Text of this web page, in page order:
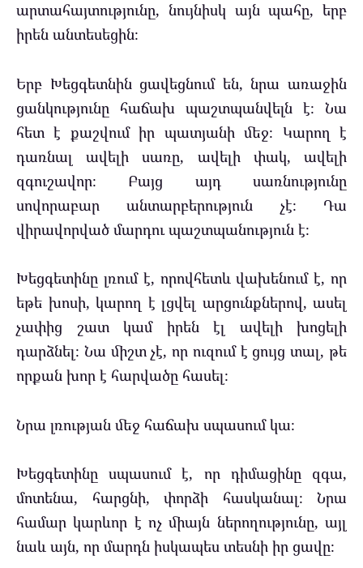
արտահայտությունը, նույնիսկ այն պահը, երբ
իրեն անտեսեցին։
Երբ Խեցգետնին ցավեցնում են, նրա առաջին
ցանկությունը հաճախ պաշտպանվելն է։ Նա
հետ է քաշվում իր պատյանի մեջ։ Կարող է
դառնալ ավելի սառը, ավելի փակ, ավելի
զգուշավոր։ Բայց այդ սառնությունը
սովորաբար անտարբերություն չէ։ Դա
վիրավորված մարդու պաշտպանություն է։
Խեցգետինը լռում է, որովհետև վախենում է, որ
եթե խոսի, կարող է լցվել արցունքներով, ասել
չափից շատ կամ իրեն էլ ավելի խոցելի
դարձնել։ Նա միշտ չէ, որ ուզում է ցույց տալ, թե
որքան խոր է հարվածը հասել։
Նրա լռության մեջ հաճախ սպասում կա։
Խեցգետինը սպասում է, որ դիմացինը զգա,
մոտենա, հարցնի, փորձի հասկանալ։ Նրա
համար կարևոր է ոչ միայն ներողությունը, այլ
նաև այն, որ մարդն իսկապես տեսնի իր ցավը։